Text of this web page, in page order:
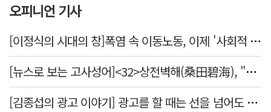
오피니언 기사
[이정식의 시대의 창]폭염 속 이동노동, 이제 '사회적 위험 관리'로 전환할 때
[뉴스로 보는 고사성어]<32>상전벽해(桑田碧海), "뽕나무밭이 푸른 바다가 되었다."
[김종섭의 광고 이야기] 광고를 할 때는 선을 넘어도 좋습니다.